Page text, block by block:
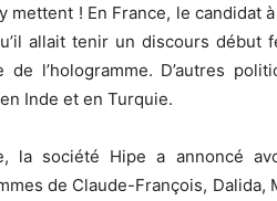
mettent ! En France, le candidat
allait tenir un discours début
de l’hologramme. D’autres
Inde et en Turquie.
la société Hipe a annoncé
de Claude-François, Dalida,